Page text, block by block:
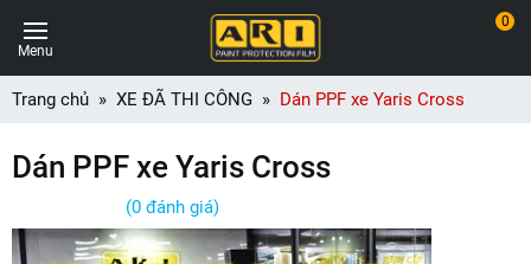
Menu
0
Trang chủ XE ĐÃ THI CÔNG Dán PPF xe Yaris Cross
Dán PPF xe Yaris Cross
(0 đánh giá)